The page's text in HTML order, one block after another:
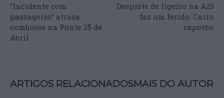
“Incidente com
passageiro” atrasa
comboios na Ponte 25 de
Abril
Despiste de ligeiro na A25
faz um ferido. Carro
capotou
ARTIGOS RELACIONADOSMAIS DO AUTOR